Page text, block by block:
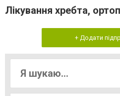
Лікування хребта,
+ Додати